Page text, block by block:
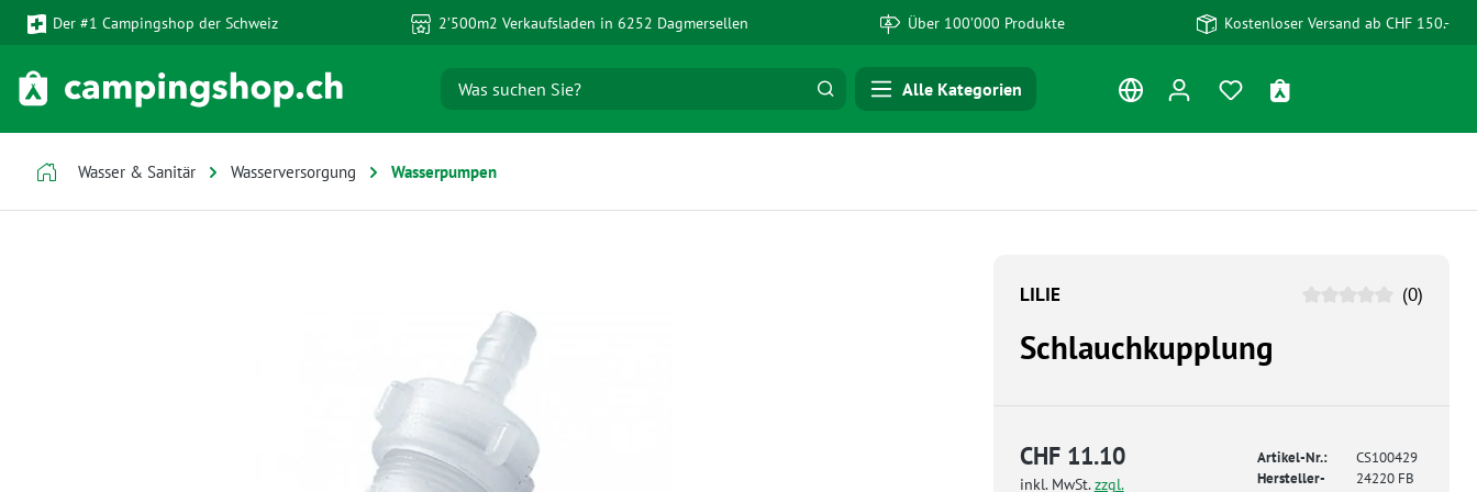
Hauptinhalt springen
Zur Suche springen
Zur Hauptnavigation springen
Der #1 Campingshop der Schweiz 2’500m2 Verkaufsladen in 6252 Dagmersellen Über 100’000 Produkte Kostenloser Versand ab CHF 150.-
Du hast 0 Produkte auf dem
Alle Kategorien
Wasser & Sanitär Wasserversorgung Wasserpumpen
LILIE
(0)
Schlauchkupplung
CHF 11.10
inkl. MwSt.zzgl.
Artikel-Nr.:
CS100429
Hersteller-
24220 FB